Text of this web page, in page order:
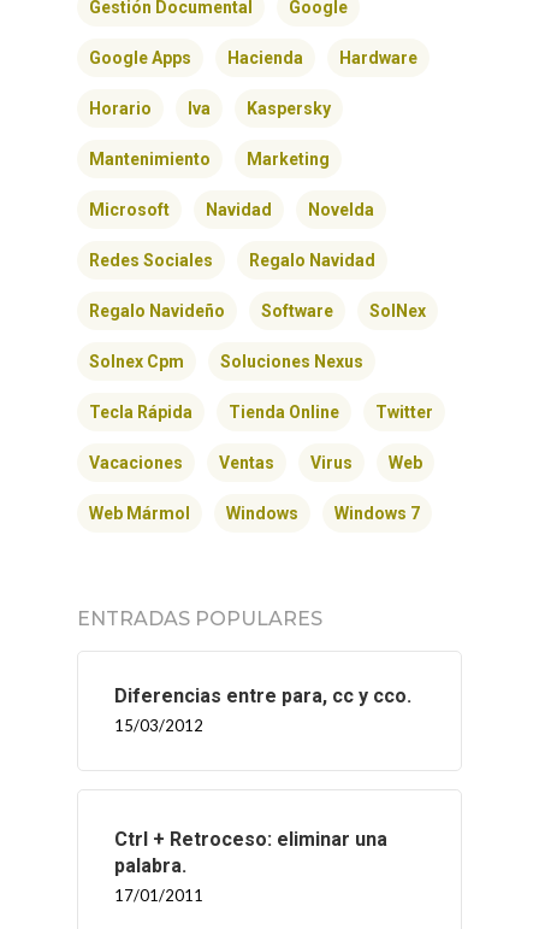
Gestión Documental Google
Google Apps Hacienda Hardware
Horario Iva Kaspersky
Mantenimiento Marketing
Microsoft Navidad Novelda
Redes Sociales Regalo Navidad
Regalo Navideño Software SolNex
Solnex Cpm Soluciones Nexus
Tecla Rápida Tienda Online Twitter
Vacaciones Ventas Virus Web
Web Mármol Windows Windows 7
ENTRADAS POPULARES
Diferencias entre para, cc y cco.
15/03/2012
Ctrl + Retroceso: eliminar una
palabra.
17/01/2011
INICIO